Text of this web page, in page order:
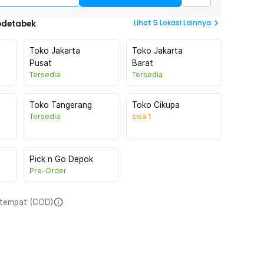
Lihat 5 Lokasi Lainnya
Toko Jakarta
Pusat
Tersedia
Toko Jakarta
Barat
Tersedia
Toko Tangerang
Tersedia
Toko Cikupa
sisa 1
Pick n Go Depok
Pre-Order
(COD)